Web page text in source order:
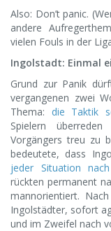
Also: Don’t panic.
andere
vielen Fouls in der
Ingolstadt: Einmal
Grund zur Panik
vergangenen zwei
Thema: die Taktik
Spielern
Vorgängers treu zu
bedeutete, dass
jeder Situation
rückten permanent
mannorientiert.
Ingolstädter, sofort
und im Zweifel nach